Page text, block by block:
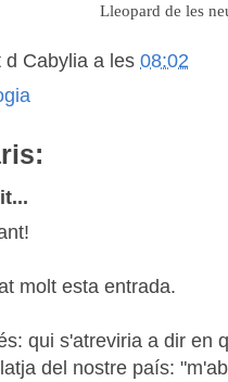
Lleopard de les
d Cabylia a les 08:02
molt esta entrada.
qui s'atreviria a dir en
del nostre país: